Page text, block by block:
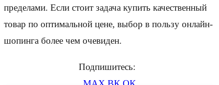
пределами. Если стоит задача купить качественный
товар по оптимальной цене, выбор в пользу онлайн-
шопинга более чем очевиден.
Подпишитесь: